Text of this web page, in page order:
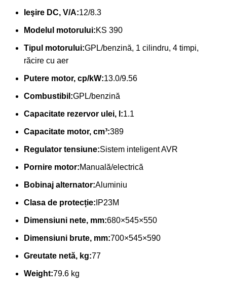
Ieşire DC, V/А:12/8.3
Modelul motorului:KS 390
Tipul motorului:GPL/benzină, 1 cilindru, 4 timpi,
răcire cu aer
Putere motor, cp/kW:13.0/9.56
Combustibil:GPL/benzină
Capacitate rezervor ulei, l:1.1
Capacitate motor, cm³:389
Regulator tensiune:Sistem inteligent AVR
Pornire motor:Manuală/electrică
Bobinaj alternator:Aluminiu
Clasa de protecție: IP23M
Dimensiuni nete, mm:680×545×550
Dimensiuni brute, mm:700×545×590
Greutate netă, kg:77
Weight:79.6 kg